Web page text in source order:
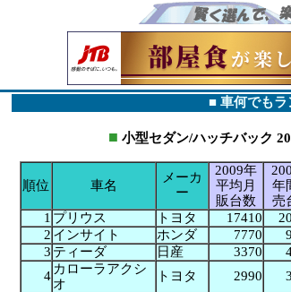
■ 車何でも
■ 小型セダン/ハッチバック
順位 車名
メーカ
ー
2009年
平均月
販台数
年
売
1 プリウス トヨタ 17410
2 インサイト ホンダ 7770
3 ティーダ 日産 3370
4 カローラアクシ
オ
トヨタ 2990